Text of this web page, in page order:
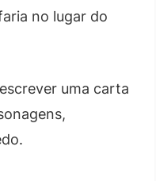
no lugar do
uma carta